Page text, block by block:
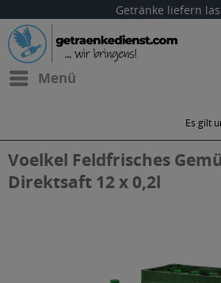
Getränke liefern
Menü
Es gilt
Voelkel Feldfrisches
Direktsaft 12 x 0,2l